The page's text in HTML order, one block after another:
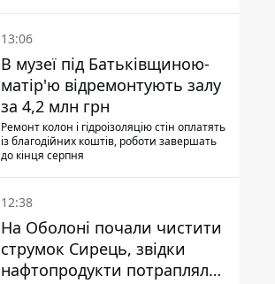
13:06
В музеї під Батьківщиною-
матір'ю відремонтують залу
за 4,2 млн грн
Ремонт колон і гідроізоляцію стін оплатять
із благодійних коштів, роботи завершать
до кінця серпня
12:38
На Оболоні почали чистити
струмок Сирець, звідки
нафтопродукти потрапляли